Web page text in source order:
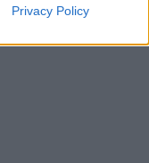
Privacy Policy